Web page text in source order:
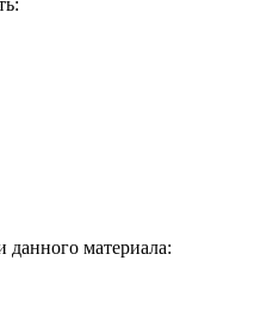
данного материала: